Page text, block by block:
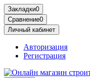
Закладки0
Сравнение0
Личный кабинет
Авторизация
Регистрация